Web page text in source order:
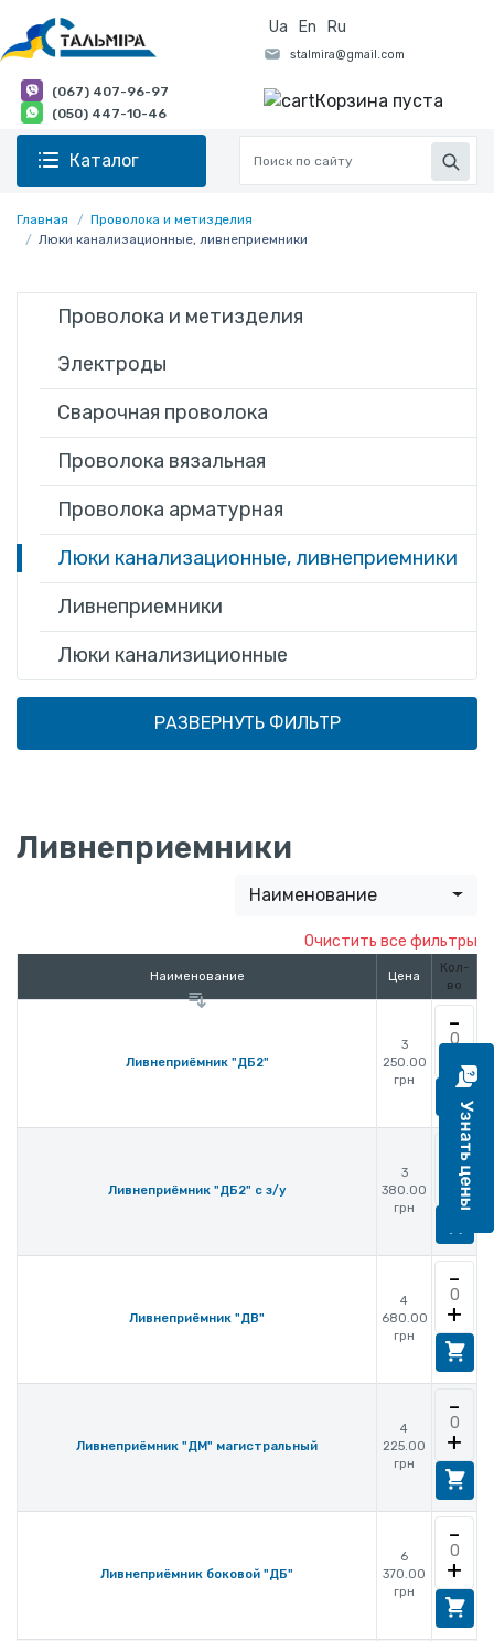
Ua En Ru
(067) 407-96-97
(050) 447-10-46
Корзина пуста
Каталог
Главная
Проволока и метизделия
Люки канализационные, ливнеприемники
Проволока и метизделия
Электроды
Сварочная проволока
Проволока вязальная
Проволока арматурная
Люки канализационные, ливнеприемники
Ливнеприемники
Люки канализиционные
РАЗВЕРНУТЬ ФИЛЬТР
Ливнеприемники
Наименование
Наименование Цена
Кол-
во
Ливнеприёмник "ДБ2"
3
250.00
грн
-
+
Ливнеприёмник "ДБ2" с з/у
3
380.00
грн
+
Ливнеприёмник "ДВ"
4
680.00
грн
-
+
Ливнеприёмник "ДМ" магистральный
4
225.00
грн
-
+
Ливнеприёмник боковой "ДБ"
6
370.00
грн
-
+